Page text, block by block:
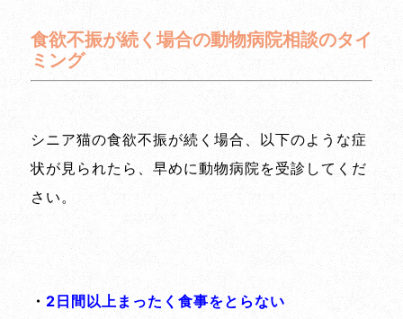
食欲不振が続く場合の動物病院相談のタイ
ミング
シニア猫の食欲不振が続く場合、以下のような症
状が見られたら、早めに動物病院を受診してくだ
さい。
・ 2日間以上まったく食事をとらない